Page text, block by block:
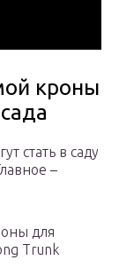
кроны
стать в саду
–
для
Trunk